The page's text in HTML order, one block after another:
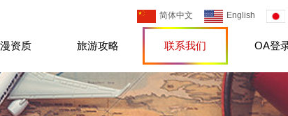
资质 旅游攻略 联系我们 OA登
简体中文 English